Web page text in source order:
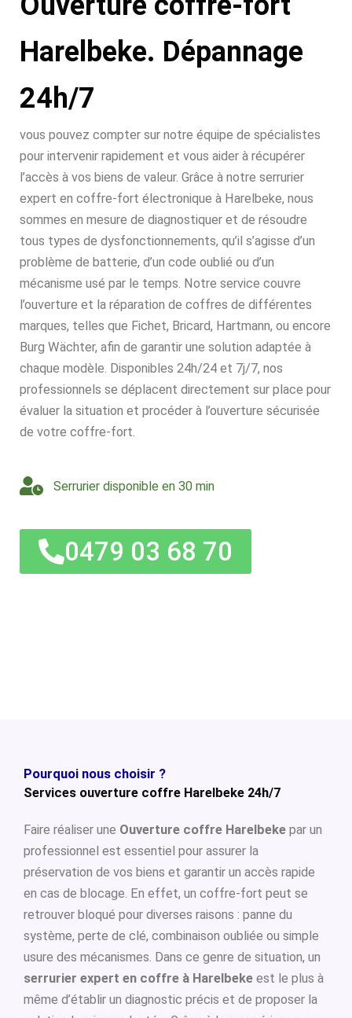
Harelbeke. Dépannage
24h/7
vous pouvez compter sur notre équipe de spécialistes
pour intervenir rapidement et vous aider à récupérer
l’accès à vos biens de valeur. Grâce à notre serrurier
expert en coffre-fort électronique à Harelbeke, nous
sommes en mesure de diagnostiquer et de résoudre
tous types de dysfonctionnements, qu’il s’agisse d’un
problème de batterie, d’un code oublié ou d’un
mécanisme usé par le temps. Notre service couvre
l’ouverture et la réparation de coffres de différentes
marques, telles que Fichet, Bricard, Hartmann, ou encore
Burg Wächter, afin de garantir une solution adaptée à
chaque modèle. Disponibles 24h/24 et 7j/7, nos
professionnels se déplacent directement sur place pour
évaluer la situation et procéder à l’ouverture sécurisée
de votre coffre-fort.
Serrurier disponible en 30 min
0479 03 68 70
Pourquoi nous choisir ?
Services ouverture coffre Harelbeke 24h/7
Faire réaliser une Ouverture coffre Harelbeke par un
professionnel est essentiel pour assurer la
préservation de vos biens et garantir un accès rapide
en cas de blocage. En effet, un coffre-fort peut se
retrouver bloqué pour diverses raisons : panne du
système, perte de clé, combinaison oubliée ou simple
usure des mécanismes. Dans ce genre de situation, un
serrurier expert en coffre à Harelbeke est le plus à
même d’établir un diagnostic précis et de proposer la